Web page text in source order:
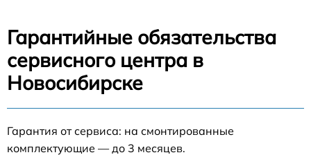
Гарантийные обязательства
сервисного центра в
Новосибирске
Гарантия от сервиса: на смонтированные
комплектующие — до 3 месяцев.